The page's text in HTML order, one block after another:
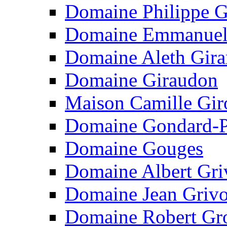
Domaine Philippe
Domaine
Domaine Aleth
Domaine Giraudon
Maison Camille
Domaine Gondard-
Domaine Gouges
Domaine Albert
Domaine Jean
Domaine Robert